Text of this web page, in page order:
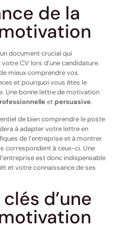
de la
document crucial qui
CV lors d’une candidature.
mieux comprendre vos
et pourquoi vous êtes le
Une bonne lettre de motivation
et persuasive.
de bien comprendre le poste
à adapter votre lettre en
de l’entreprise et à montrer
correspondent à ceux-ci. Une
est donc indispensable
et votre connaissance de ses
d’une